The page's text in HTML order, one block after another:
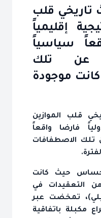
1979 حدث تاريخي قلب
إقليمياً
سياسياً
عن تلك
موجودة
تاريخي قلب الموازين
فارضا واقعاً
تلك الاصطفافات
حيث كانت
التعقيدات في
تمخضت عبر
مكبلة باتفاقية